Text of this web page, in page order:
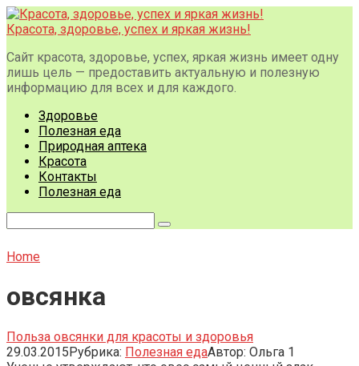
Перейти
к
Красота, здоровье, успех и яркая жизнь!
Сайт красота, здоровье, успех, яркая жизнь имеет одну
лишь цель — предоставить актуальную и полезную
информацию для всех и для каждого.
Здоровье
Полезная еда
Природная аптека
Красота
Контакты
Полезная еда
Home
овсянка
Польза овсянки для красоты и здоровья
29.03.2015Рубрика: Полезная едаАвтор: Ольга 1